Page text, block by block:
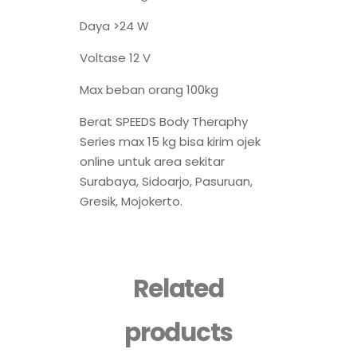
Daya >24 W
Voltase 12 V
Max beban orang 100kg
Berat SPEEDS Body Theraphy
Series max 15 kg bisa kirim ojek
online untuk area sekitar
Surabaya, Sidoarjo, Pasuruan,
Gresik, Mojokerto.
Related
products